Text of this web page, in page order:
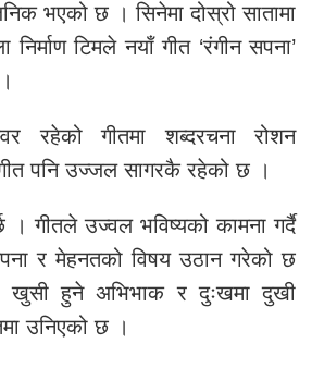
भएको छ । सिनेमा दोस्रो सातामा
निर्माण टिमले नयाँ गीत ‘रंगीन सपना’
रहेको गीतमा शब्दरचना रोशन
पनि उज्जल सागरकै रहेको छ ।
। गीतले उज्वल भविष्यको कामना गर्दै
र मेहनतको विषय उठान गरेको छ
खुसी हुने अभिभाक र दुःखमा दुखी
उनिएको छ ।